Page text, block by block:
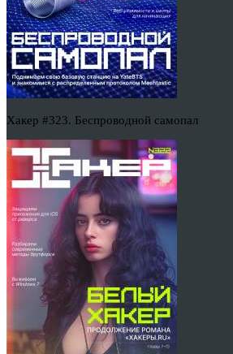
Хакер #323. Беспроводной самопал